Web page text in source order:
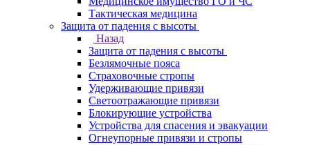
Тактическая медицина
Защита от падения с высоты
Назад
Защита от падения с высоты
Безлямочные пояса
Страховочные стропы
Удерживающие привязи
Светоотражающие привязи
Блокирующие устройства
Устройства для спасения и эвакуации
Огнеупорные привязи и стропы